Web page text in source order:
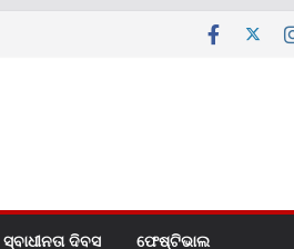
ସ୍ବାଧୀନତା ଦିବସ ଫେଷ୍ଟିଭାଲ